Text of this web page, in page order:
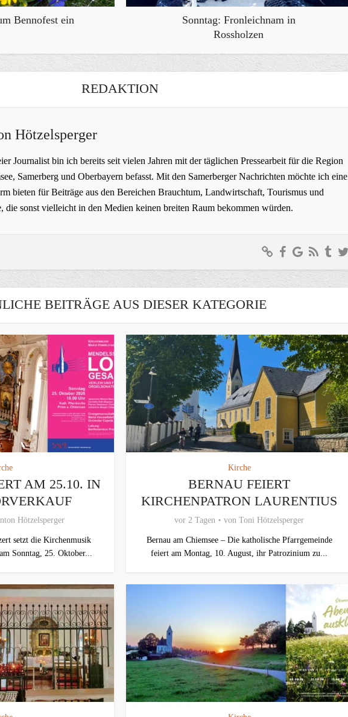
Bennofest ein
Sonntag: Fronleichnam in
Rossholzen
REDAKTION
Hötzelsperger
Journalist bin ich bereits seit vielen Jahren mit der täglichen Pressearbeit für die Region
Samerberg und Oberbayern befasst. Mit den Samerberger Nachrichten möchte ich eine
bieten für Beiträge aus den Bereichen Brauchtum, Landwirtschaft, Tourismus und
die sonst vielleicht in den Medien keinen breiten Raum bekommen würden.
BEITRÄGE AUS DIESER KATEGORIE
AM 25.10. IN
Hötzelsperger
setzt die Kirchenmusik
Sonntag, 25. Oktober...
Kirche
BERNAU FEIERT
KIRCHENPATRON LAURENTIUS
vor 2 Tagen von Toni Hötzelsperger
Bernau am Chiemsee – Die katholische Pfarrgemeinde
feiert am Montag, 10. August, ihr Patrozinium zu...